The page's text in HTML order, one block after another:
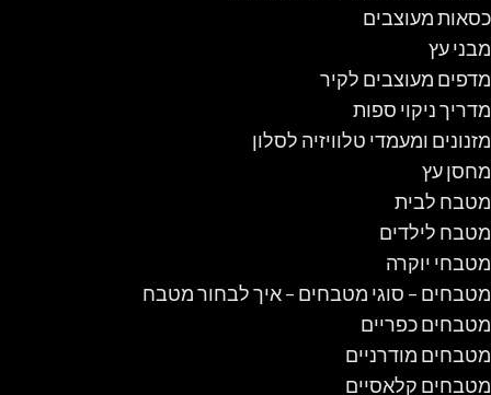
כסאות מעוצבים
מבני עץ
מדפים מעוצבים לקיר
מדריך ניקוי ספות
מזנונים ומעמדי טלוויזיה לסלון
מחסן עץ
מטבח לבית
מטבח לילדים
מטבחי יוקרה
מטבחים – סוגי מטבחים – איך לבחור מטבח
מטבחים כפריים
מטבחים מודרניים
מטבחים קלאסיים